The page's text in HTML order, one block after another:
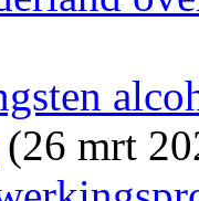
(26 mrt